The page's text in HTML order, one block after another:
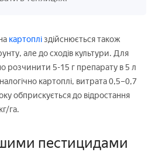
картопліздійснюється також
але до сходів культури. Для
розчинити 5-15 г препарату в 5 л
картоплі, витрата 0,5–0,7
обприскується до відростання
га.
пестицидами